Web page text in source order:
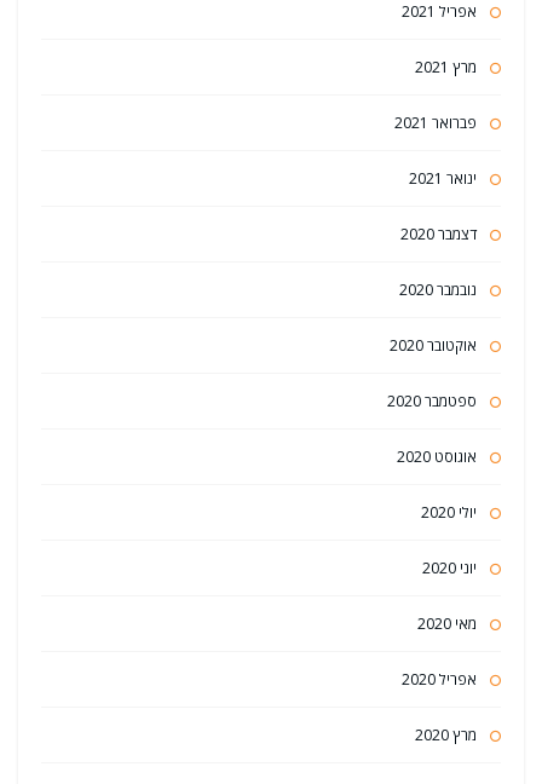
אפריל 2021
מרץ 2021
פברואר 2021
ינואר 2021
דצמבר 2020
נובמבר 2020
אוקטובר 2020
ספטמבר 2020
אוגוסט 2020
יולי 2020
יוני 2020
מאי 2020
אפריל 2020
מרץ 2020